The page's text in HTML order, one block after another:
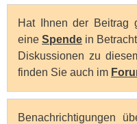
Hat Ihnen der Beitrag
eine Spende in
Diskussionen zu
finden Sie auch im
Benachrichtigungen